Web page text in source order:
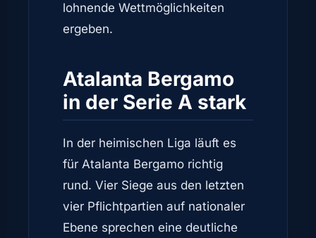
lohnende Wettmöglichkeiten
ergeben.
Atalanta Bergamo
in der Serie A stark
In der heimischen Liga läuft es
für Atalanta Bergamo richtig
rund. Vier Siege aus den letzten
vier Pflichtpartien auf nationaler
Ebene sprechen eine deutliche